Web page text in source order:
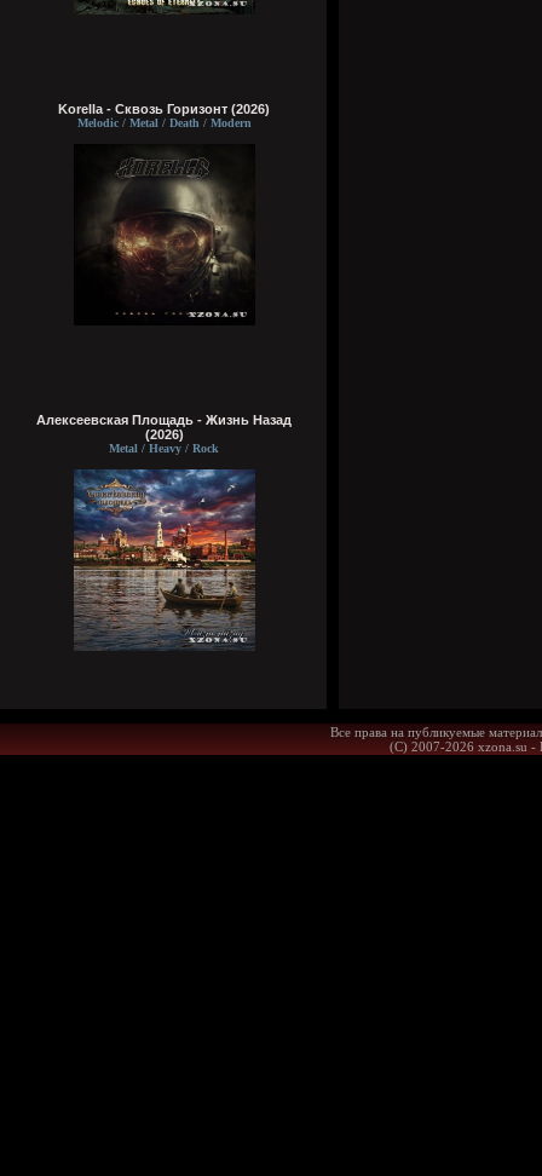
Korella - Сквозь Горизонт (2026)
Melodic / Metal / Death / Modern
Алексеевская Площадь - Жизнь Назад
(2026)
Metal / Heavy / Rock
Все права на публикуемые
(С) 2007-2026 xzona.su -